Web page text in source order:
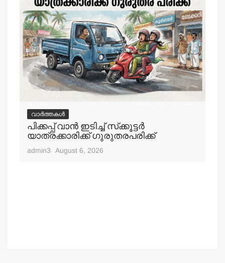
വാർത്തകൾ
പിക്കപ്പ് വാന്‍ ഇടിച്ച് സ്‌ക്കൂട്ടര്‍
യാത്രക്കാരിക്ക് ഗുരുതരപരിക്ക്
admin3 August 6, 2026